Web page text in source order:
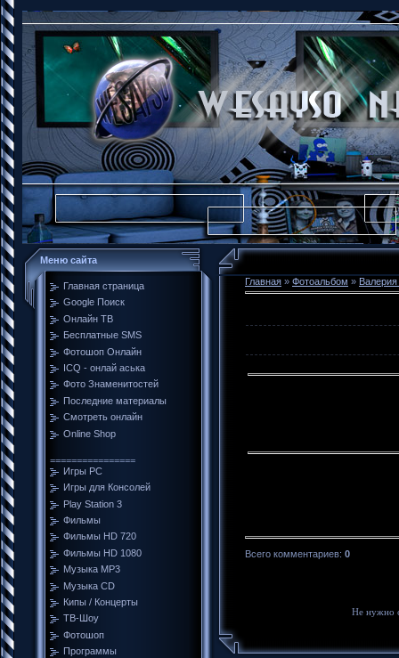
Меню сайта
Главная страница
Google Поиск
Онлайн ТВ
Бесплатные SMS
Фотошоп Онлайн
ICQ - онлай аська
Фото Знаменитостей
Последние материалы
Смотреть онлайн
Online Shop
================
Игры PC
Игры для Консолей
Play Station 3
Фильмы
Фильмы HD 720
Фильмы HD 1080
Музыка MP3
Музыка CD
Кипы / Концерты
ТВ-Шоу
Фотошоп
Программы
Главная » Фотоальбом » Валерия
Всего комментариев: 0
Не нужно